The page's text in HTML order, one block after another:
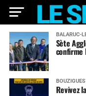
BALARUC-
Sète
confirme
BOUZIGUES
Revivez